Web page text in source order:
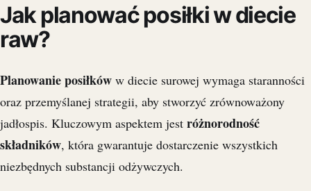
Jak planować posiłki w diecie
raw?
Planowanie posiłków w diecie surowej wymaga staranności
oraz przemyślanej strategii, aby stworzyć zrównoważony
jadłospis. Kluczowym aspektem jest różnorodność
składników, która gwarantuje dostarczenie wszystkich
niezbędnych substancji odżywczych.